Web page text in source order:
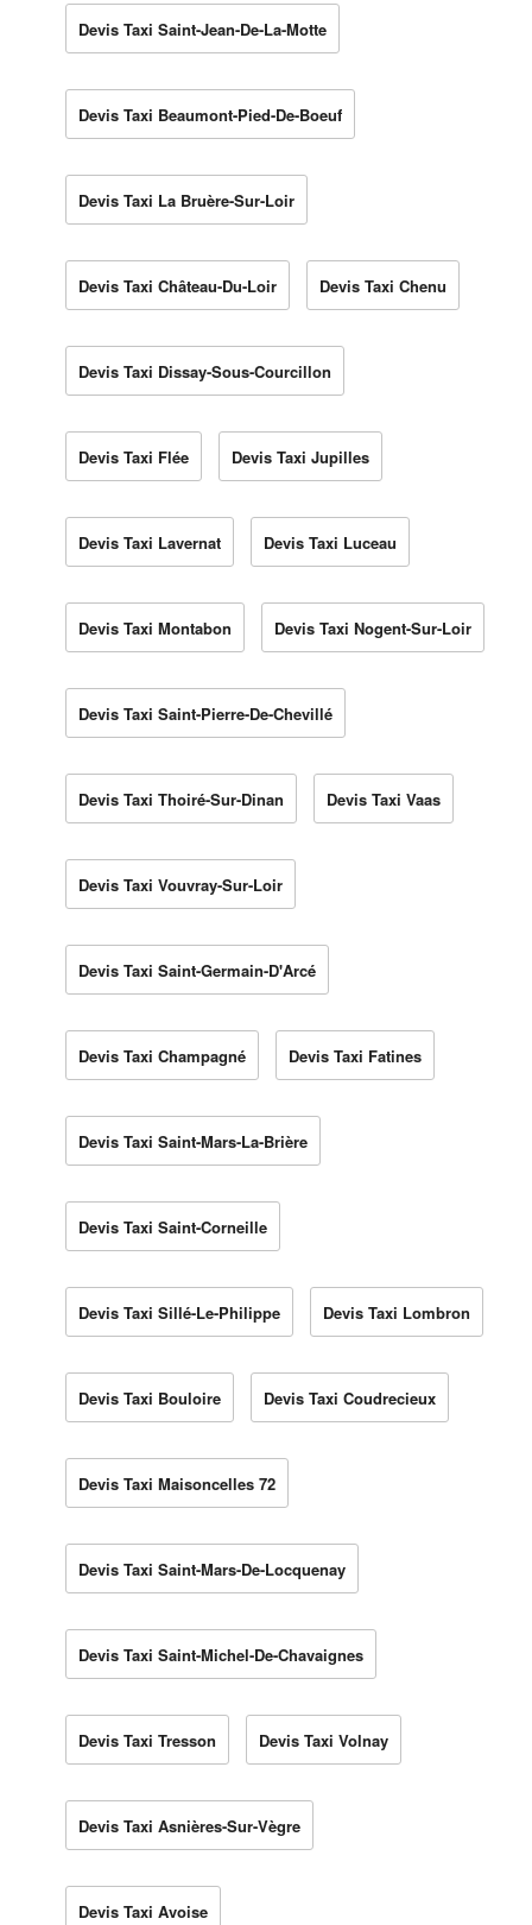
Devis Taxi Saint-Jean-De-La-Motte
Devis Taxi Beaumont-Pied-De-Boeuf
Devis Taxi La Bruère-Sur-Loir
Devis Taxi Château-Du-Loir Devis Taxi Chenu
Devis Taxi Dissay-Sous-Courcillon
Devis Taxi Flée Devis Taxi Jupilles
Devis Taxi Lavernat Devis Taxi Luceau
Devis Taxi Montabon Devis Taxi Nogent-Sur-Loir
Devis Taxi Saint-Pierre-De-Chevillé
Devis Taxi Thoiré-Sur-Dinan Devis Taxi Vaas
Devis Taxi Vouvray-Sur-Loir
Devis Taxi Saint-Germain-D'Arcé
Devis Taxi Champagné Devis Taxi Fatines
Devis Taxi Saint-Mars-La-Brière
Devis Taxi Saint-Corneille
Devis Taxi Sillé-Le-Philippe Devis Taxi Lombron
Devis Taxi Bouloire Devis Taxi Coudrecieux
Devis Taxi Maisoncelles 72
Devis Taxi Saint-Mars-De-Locquenay
Devis Taxi Saint-Michel-De-Chavaignes
Devis Taxi Tresson Devis Taxi Volnay
Devis Taxi Asnières-Sur-Vègre
Devis Taxi Avoise